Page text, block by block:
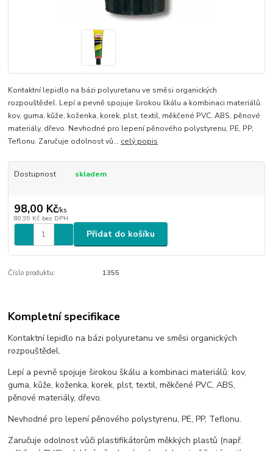
Kontaktní lepidlo na bázi polyuretanu ve směsi organických
rozpouštědel. Lepí a pevně spojuje širokou škálu a kombinaci materiálů:
kov, guma, kůže, koženka, korek, plst, textil, měkčené PVC, ABS, pěnové
materiály, dřevo. Nevhodné pro lepení pěnového polystyrenu, PE, PP,
Teflonu. Zaručuje odolnost vů... celý popis
Dostupnost skladem
98,00 Kč/ks
80,99 Kč bez DPH
Přidat do košíku
Číslo produktu: 1355
Kompletní specifikace
Kontaktní lepidlo na bázi polyuretanu ve směsi organických
rozpouštědel.
Lepí a pevně spojuje širokou škálu a kombinaci materiálů: kov,
guma, kůže, koženka, korek, plst, textil, měkčené PVC, ABS,
pěnové materiály, dřevo.
Nevhodné pro lepení pěnového polystyrenu, PE, PP, Teflonu.
Zaručuje odolnost vůči plastifikátorům měkkých plastů (např.